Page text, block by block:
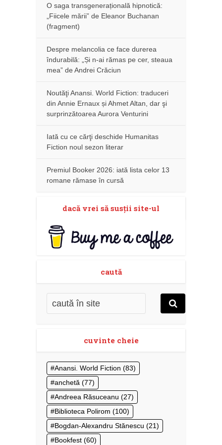
O saga transgenerațională hipnotică:
„Fiicele mării” de Eleanor Buchanan
(fragment)
Despre melancolia ce face durerea
îndurabilă: „Și n-ai rămas pe cer, steaua
mea” de Andrei Crăciun
Noutăţi Anansi. World Fiction: traduceri
din Annie Ernaux și Ahmet Altan, dar şi
surprinzătoarea Aurora Venturini
Iată cu ce cărţi deschide Humanitas
Fiction noul sezon literar
Premiul Booker 2026: iată lista celor 13
romane rămase în cursă
dacă vrei să susţii site-ul
caută
cuvinte cheie
Anansi. World Fiction (83)
anchetă (77)
Andreea Răsuceanu (27)
Biblioteca Polirom (100)
Bogdan-Alexandru Stănescu (21)
Bookfest (60)